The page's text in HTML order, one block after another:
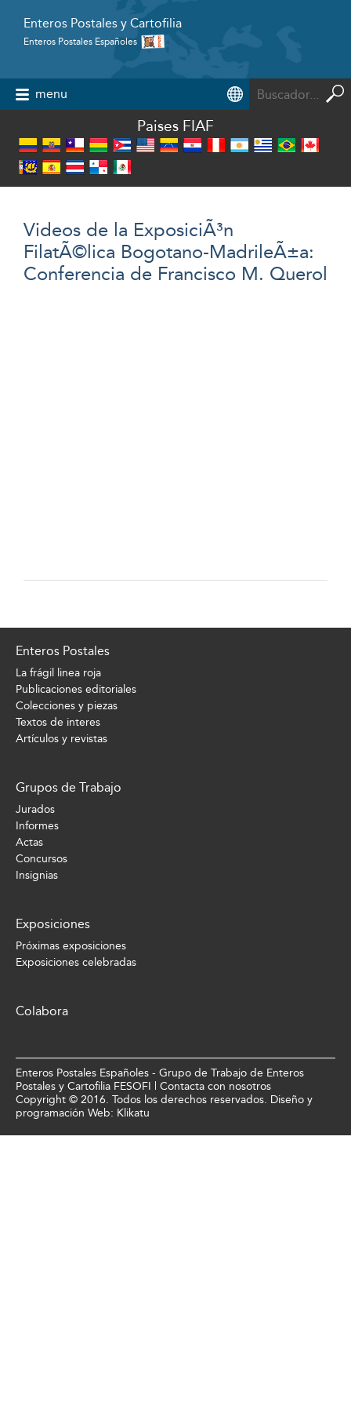
Enteros Postales y Cartofilia
Enteros Postales Españoles
menu
Paises FIAF
Videos de la ExposiciÃ³n
FilatÃ©lica Bogotano-MadrileÃ±a:
Conferencia de Francisco M. Querol
Enteros Postales
La frágil linea roja
Publicaciones editoriales
Colecciones y piezas
Textos de interes
Artículos y revistas
Grupos de Trabajo
Jurados
Informes
Actas
Concursos
Insignias
Exposiciones
Próximas exposiciones
Exposiciones celebradas
Colabora
Enteros Postales Españoles - Grupo de Trabajo de Enteros
Postales y Cartofilia FESOFI | Contacta con nosotros
Copyright © 2016. Todos los derechos reservados. Diseño y
programación Web: Klikatu